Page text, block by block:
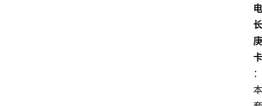
电
长
庚
卡
：
本